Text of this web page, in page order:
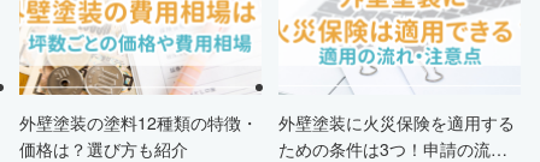
外壁塗装の塗料12種類の特徴・
価格は？選び方も紹介
外壁塗装に火災保険を適用する
ための条件は3つ！申請の流